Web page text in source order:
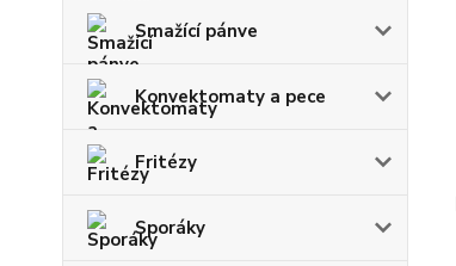
Smažící pánve
Konvektomaty a pece
Fritézy
Sporáky